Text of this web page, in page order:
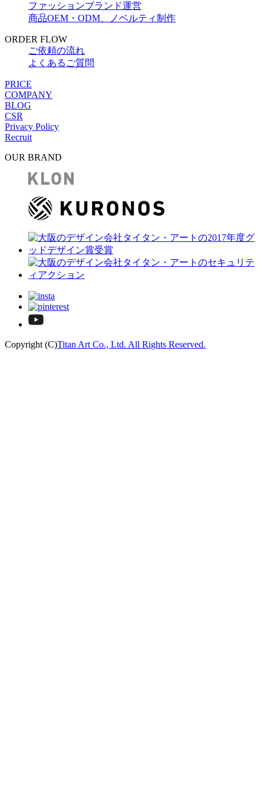
ファッションブランド運営
商品OEM・ODM、ノベルティ制作
ORDER FLOW
ご依頼の流れ
よくあるご質問
PRICE
COMPANY
BLOG
CSR
Privacy Policy
Recruit
OUR BRAND
Copyright (C)Titan Art Co., Ltd. All Rights Reserved.